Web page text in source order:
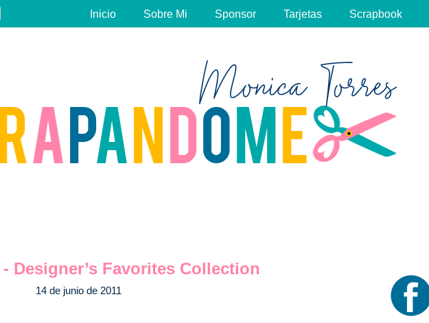
Inicio Sobre Mi Sponsor Tarjetas Scrapbook
Designer’s Favorites Collection
14 de junio de 2011